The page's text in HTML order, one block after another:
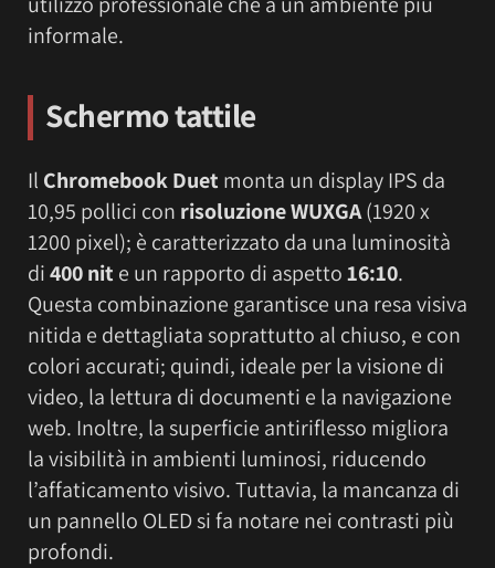
informale.
Schermo tattile
Il Chromebook Duet monta un display IPS da
10,95 pollici con risoluzione WUXGA(1920 x
1200 pixel); è caratterizzato da una luminosità
di400 nit e un rapporto di aspetto16:10.
Questa combinazione garantisce una resa visiva
nitida e dettagliata soprattutto al chiuso, e con
colori accurati; quindi, ideale per la visione di
video, la lettura di documenti e la navigazione
web. Inoltre, la superficie antiriflesso migliora
la visibilità in ambienti luminosi, riducendo
l’affaticamento visivo. Tuttavia, la mancanza di
un pannello OLED si fa notare nei contrasti più
profondi.